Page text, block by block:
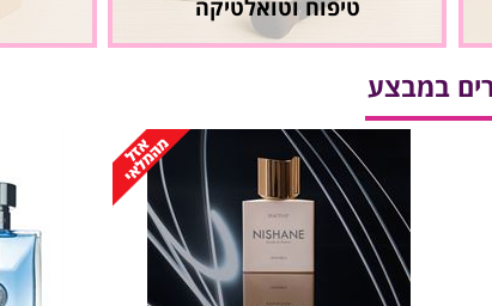
טיפוח וטואלטיקה
במבצע